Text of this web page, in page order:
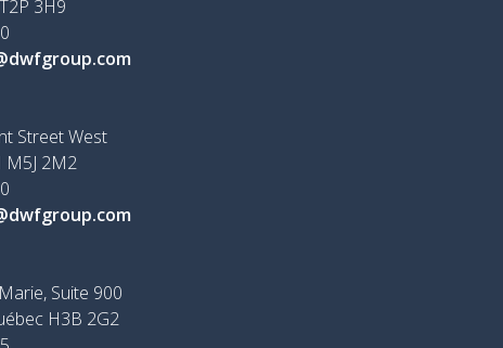
3H9
Street West
M5J 2M2
Suite 900
H3B 2G2